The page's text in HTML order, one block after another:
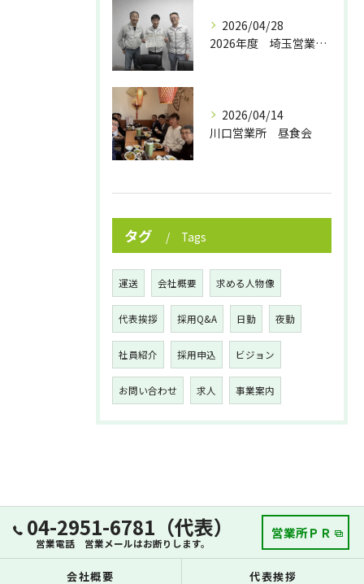
2026/04/28
2026年度 埼玉営業所 365日無事故達成‼
2026/04/14
川口営業所 昼食会
タグ Tags
運送 会社概要 求める人物像
代表挨拶 採用Q&A 日勤 夜勤
社員紹介 採用申込 ビジョン
お問い合わせ 求人 事業案内
04-2951-6781（代表）
営業電話 営業メールはお断りします。
営業所ＰＲ
会社概要 代表挨拶